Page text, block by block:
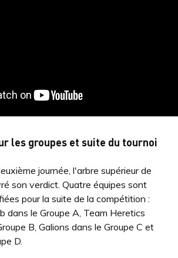
les groupes et suite du tournoi
journée, l'arbre supérieur de
son verdict. Quatre équipes sont
pour la suite de la compétition :
dans le Groupe A, Team Heretics
B, Galions dans le Groupe C et
D.